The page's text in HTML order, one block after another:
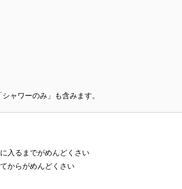
ャワーのみ」も含みます。
入るまでがめんどくさい
からがめんどくさい